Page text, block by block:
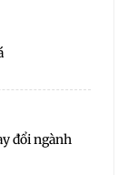
đổi ngành